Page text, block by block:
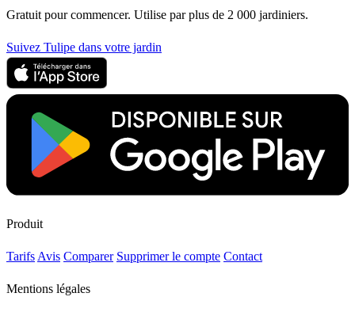
Gratuit pour commencer. Utilise par plus de 2 000 jardiniers.
Suivez Tulipe dans votre jardin
Produit
Tarifs Avis Comparer Supprimer le compte Contact
Mentions légales